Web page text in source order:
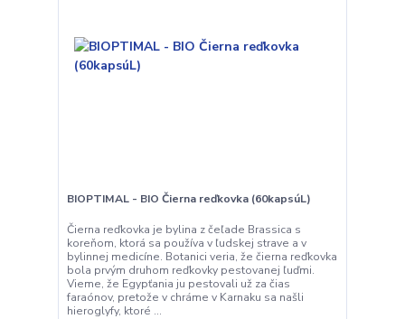
BIOPTIMAL - BIO Čierna reďkovka (60kapsúL)
Čierna reďkovka je bylina z čeľade Brassica s
koreňom, ktorá sa používa v ľudskej strave a v
bylinnej medicíne. Botanici veria, že čierna reďkovka
bola prvým druhom reďkovky pestovanej ľuďmi.
Vieme, že Egypťania ju pestovali už za čias
faraónov, pretože v chráme v Karnaku sa našli
hieroglyfy, ktoré ...